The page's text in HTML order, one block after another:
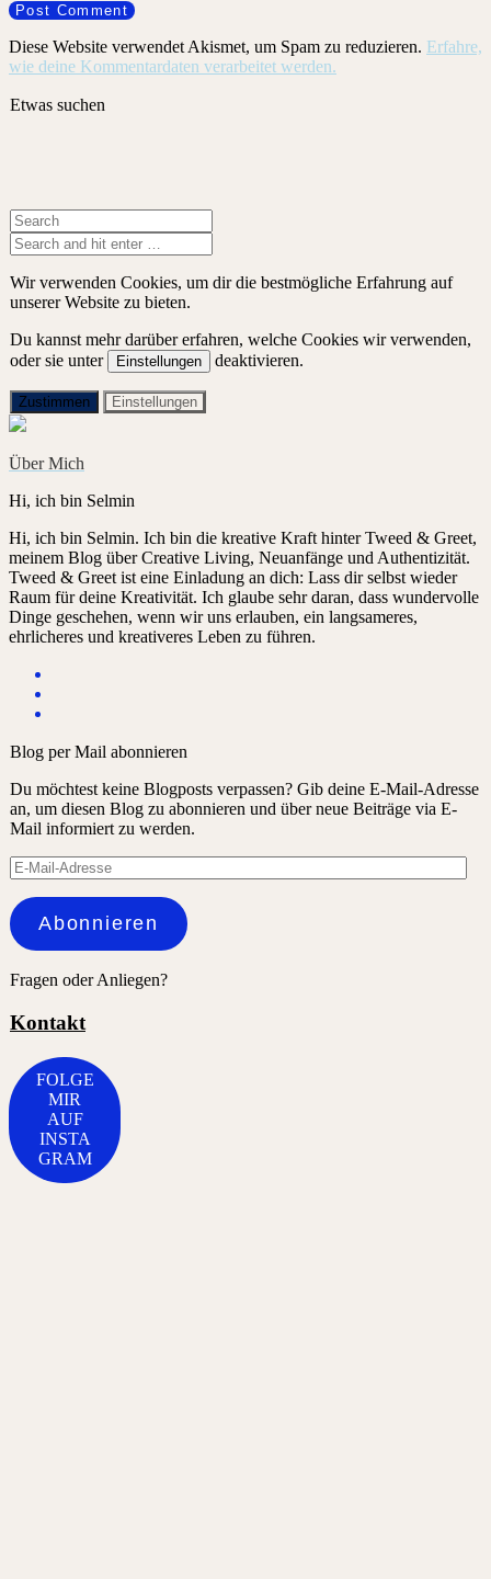
Diese Website verwendet Akismet, um Spam zu reduzieren. Erfahre,
wie deine Kommentardaten verarbeitet werden.
Etwas suchen
Wir verwenden Cookies, um dir die bestmögliche Erfahrung auf
unserer Website zu bieten.
Du kannst mehr darüber erfahren, welche Cookies wir verwenden,
oder sie unter
Einstellungen deaktivieren.
Zustimmen Einstellungen
Über Mich
Hi, ich bin Selmin
Hi, ich bin Selmin. Ich bin die kreative Kraft hinter Tweed & Greet,
meinem Blog über Creative Living, Neuanfänge und Authentizität.
Tweed & Greet ist eine Einladung an dich: Lass dir selbst wieder
Raum für deine Kreativität. Ich glaube sehr daran, dass wundervolle
Dinge geschehen, wenn wir uns erlauben, ein langsameres,
ehrlicheres und kreativeres Leben zu führen.
Blog per Mail abonnieren
Du möchtest keine Blogposts verpassen? Gib deine E-Mail-Adresse
an, um diesen Blog zu abonnieren und über neue Beiträge via E-
Mail informiert zu werden.
E-
Mail-
Adresse
Abonnieren
Fragen oder Anliegen?
Kontakt
FOLGE
MIR
AUF
INSTA
GRAM